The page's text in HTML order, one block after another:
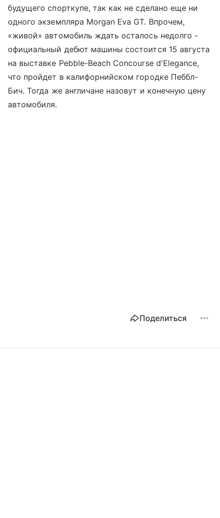
будущего спорткупе, так как не сделано еще ни
одного экземпляра Morgan Eva GT. Впрочем,
«живой» автомобиль ждать осталось недолго -
официальный дебют машины состоится 15 августа
на выставке Pebble-Beach Concourse d'Elegance,
что пройдет в калифорнийском городке Пеббл-
Бич. Тогда же англичане назовут и конечную цену
автомобиля.
Поделиться